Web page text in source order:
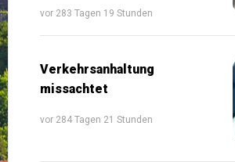
vor 283 Tagen 19 Stunden
Verkehrsanhaltung
missachtet
vor 284 Tagen 21 Stunden